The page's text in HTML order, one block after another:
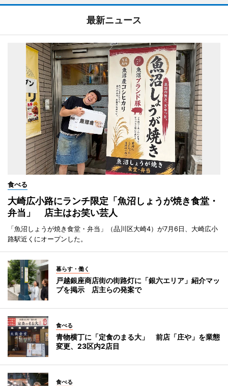
最新ニュース
食べる
大崎広小路にランチ限定「魚沼しょうが焼き食堂・
弁当」 店主はお笑い芸人
「魚沼しょうが焼き食堂・弁当」（品川区大崎4）が7月6日、大崎広小
路駅近くにオープンした。
暮らす・働く
戸越銀座商店街の街路灯に「銀六エリア」紹介マッ
プを掲示 店主らの発案で
食べる
青物横丁に「定食のまる大」 前店「庄や」を業態
変更、23区内2店目
食べる